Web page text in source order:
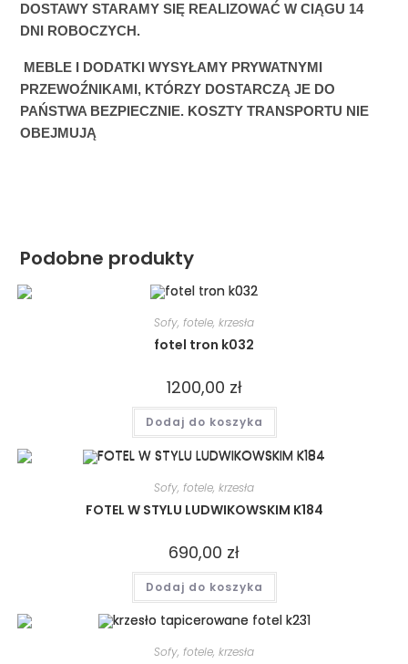
DOSTAWY STARAMY SIĘ REALIZOWAĆ W CIĄGU 14
DNI ROBOCZYCH.
MEBLE I DODATKI WYSYŁAMY PRY
PRZEWOŹNIKAMI, KTÓRZY DOSTARCZĄ JE DO
PAŃSTWA BEZPIECZNIE. KOSZTY TRANSPORTU NIE
OBEJMUJĄ
Podobne produkty
Sofy, fotele, krzesła
fotel tron k032
1200,00 zł
Dodaj do koszyka
Sofy, fotele, krzesła
FOTEL W STYLU LUDWIKOWSKIM K184
690,00 zł
Dodaj do koszyka
Sofy, fotele, krzesła